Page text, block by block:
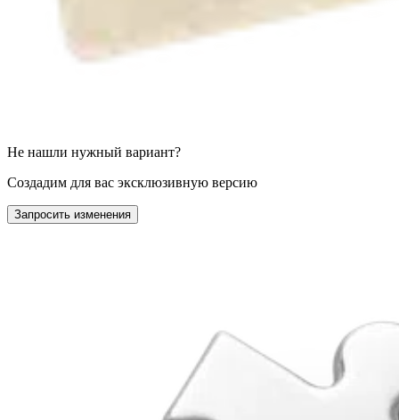
Не нашли нужный вариант?
Создадим для вас эксклюзивную версию
Запросить изменения